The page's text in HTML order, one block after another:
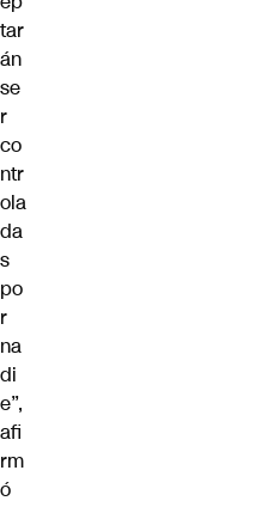
tar
án
se
r
co
ntr
ola
da
s
po
r
na
di
e”,
afi
rm
ó